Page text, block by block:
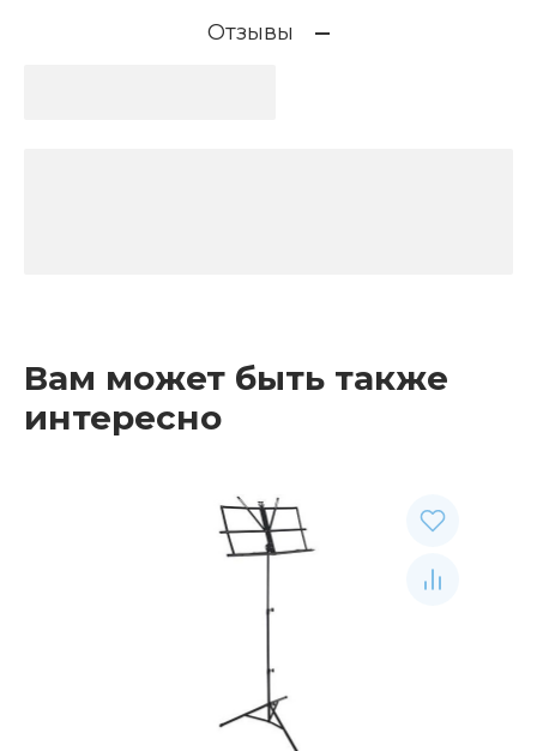
Отзывы
Вам может быть также
интересно